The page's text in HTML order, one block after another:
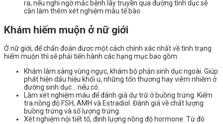
ra, nếu nghi ngờ mắc bệnh lây truyền qua đường tình dục sẽ
cần làm thêm xét nghiệm mẫu tế bào.
Khám hiếm muộn ở nữ giới
Ở nữ giới, để chẩn đoán được một cách chính xác nhất về tình trạng
hiếm muộn thì sẽ phải tiến hành các hạng mục bao gồm:
Khám lâm sàng vùng ngực, khám bộ phận sinh dục ngoài. Giúp
phát hiện dấu hiệu khối u, những tổn thương hay viêm nhiễm ở
đường sinh dục… nếu có.
Làm xét nghiệm máu để đánh giá dự trữ ở buồng trứng. Kiểm
tra nồng độ FSH, AMH và Estradiol. Đánh giá về chất lượng
buồng trứng và số lượng trứng.
Xét nghiệm nội tiết tố, định lượng nồng độ hormone. Từ đó